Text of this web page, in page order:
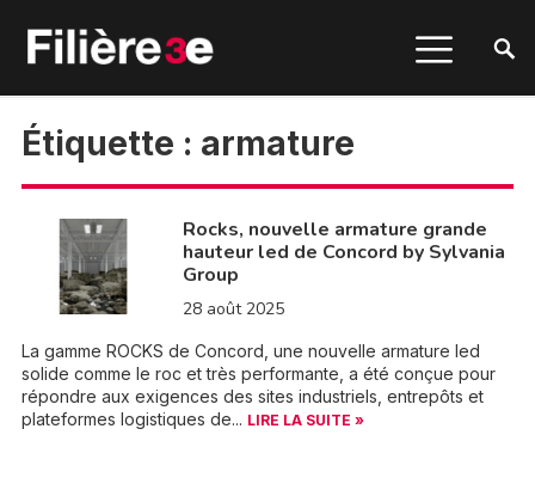
Étiquette : armature
Rocks, nouvelle armature grande
hauteur led de Concord by Sylvania
Group
28 août 2025
La gamme ROCKS de Concord, une nouvelle armature led
solide comme le roc et très performante, a été conçue pour
répondre aux exigences des sites industriels, entrepôts et
plateformes logistiques de... LIRE LA SUITE »